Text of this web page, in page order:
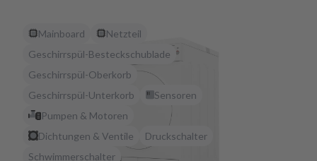
Mainboard
Netzteil
Geschirrspül-Besteckschublade
Geschirrspül-Oberkorb
Geschirrspül-Unterkorb
Sensoren
Pumpen & Motoren
Dichtungen & Ventile
Druckschalter
Schwimmerschalter